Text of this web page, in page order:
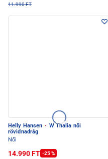
11.990 FT
Helly Hansen · W Thalia női
rövidnadrág
Női
14.990 FT -25 %